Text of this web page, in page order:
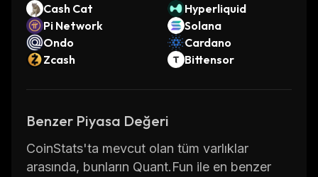
Cash Cat
Hyperliquid
Pi Network
Solana
Ondo
Cardano
Zcash
Bittensor
Benzer Piyasa Değeri
CoinStats'ta mevcut olan tüm varlıklar
arasında, bunların Quant.Fun ile en benzer